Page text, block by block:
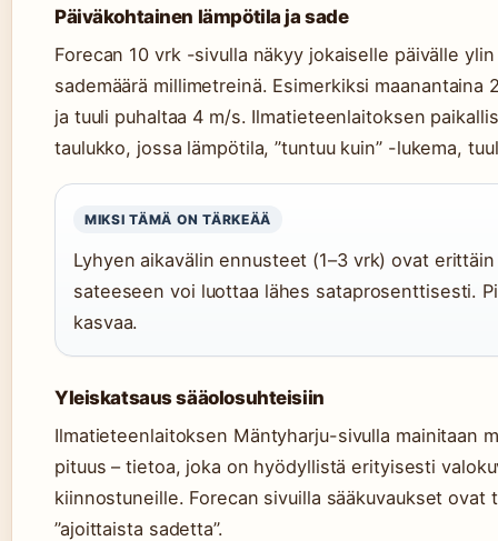
Päiväkohtainen lämpötila ja sade
Forecan 10 vrk -sivulla näkyy jokaiselle päivälle
sademäärä millimetreinä. Esimerkiksi maanantaina
ja tuuli puhaltaa 4 m/s. Ilmatieteenlaitoksen
taulukko, jossa lämpötila, ”tuntuu kuin” -lukema,
MIKSI TÄMÄ ON TÄRKEÄÄ
Lyhyen aikavälin ennusteet (1–3 vrk) ovat
sateeseen voi luottaa lähes sataprosenttisesti.
kasvaa.
Yleiskatsaus sääolosuhteisiin
Ilmatieteenlaitoksen Mäntyharju-sivulla mainitaan
pituus – tietoa, joka on hyödyllistä erityisesti
kiinnostuneille. Forecan sivuilla sääkuvaukset ovat
”ajoittaista sadetta”.